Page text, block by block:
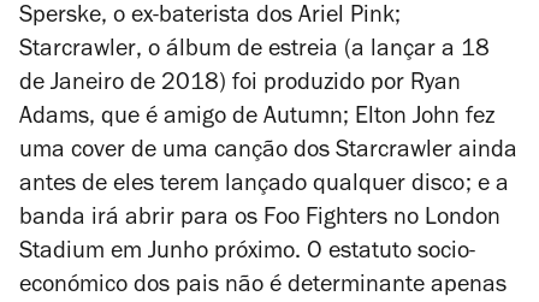
Sperske, o ex-baterista dos Ariel Pink;
Starcrawler, o álbum de estreia (a lançar a 18
de Janeiro de 2018) foi produzido por Ryan
Adams, que é amigo de Autumn; Elton John fez
uma cover de uma canção dos Starcrawler ainda
antes de eles terem lançado qualquer disco; e a
banda irá abrir para os Foo Fighters no London
Stadium em Junho próximo. O estatuto socio-
económico dos pais não é determinante apenas